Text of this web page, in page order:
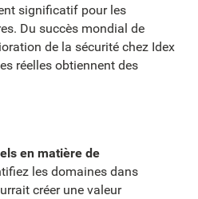
significatif pour les
Du succès mondial de
de la sécurité chez Idex
réelles obtiennent des
en matière de
les domaines dans
créer une valeur